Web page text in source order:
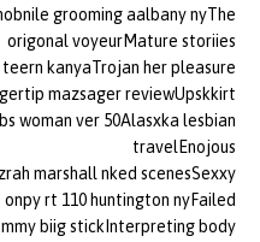
grooming aalbany nyThe
origonal voyeurMature storiies
kanyaTrojan her pleasure
mazsager reviewUpskkirt
woman ver 50Alasxka lesbian
travelEnojous
marshall nked scenesSexxy
rt 110 huntington nyFailed
biig stickInterpreting body